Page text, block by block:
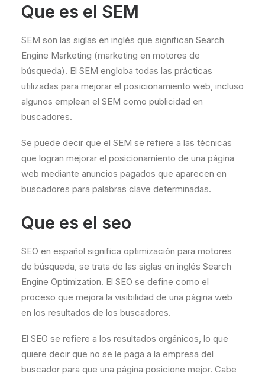
Que es el SEM
SEM son las siglas en inglés que significan Search
Engine Marketing (marketing en motores de
búsqueda). El SEM engloba todas las prácticas
utilizadas para mejorar el posicionamiento web, incluso
algunos emplean el SEM como publicidad en
buscadores.
Se puede decir que el SEM se refiere a las técnicas
que logran mejorar el posicionamiento de una página
web mediante anuncios pagados que aparecen en
buscadores para palabras clave determinadas.
Que es el seo
SEO en español significa optimización para motores
de búsqueda, se trata de las siglas en inglés Search
Engine Optimization. El SEO se define como el
proceso que mejora la visibilidad de una página web
en los resultados de los buscadores.
El SEO se refiere a los resultados orgánicos, lo que
quiere decir que no se le paga a la empresa del
buscador para que una página posicione mejor. Cabe